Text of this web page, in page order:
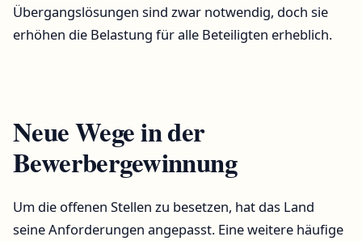
Übergangslösungen sind zwar notwendig, doch sie
erhöhen die Belastung für alle Beteiligten erheblich.
Neue Wege in der
Bewerbergewinnung
Um die offenen Stellen zu besetzen, hat das Land
seine Anforderungen angepasst. Eine weitere häufige